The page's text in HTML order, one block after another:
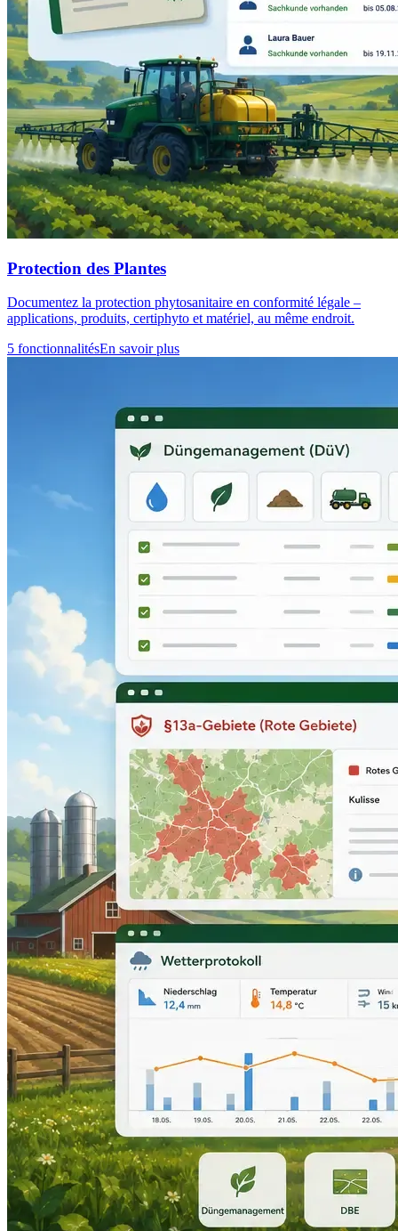
Protection des Plantes
Documentez la protection phytosanitaire en conformité légale –
applications, produits, certiphyto et matériel, au même endroit.
5 fonctionnalitésEn savoir plus